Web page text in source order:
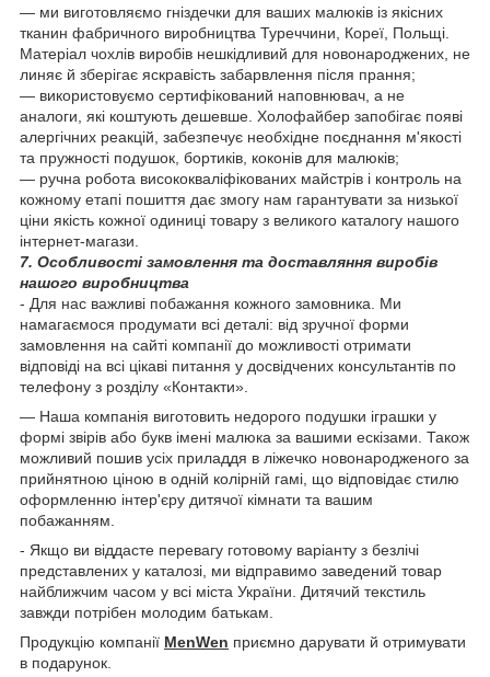
— ми виготовляємо гніздечки для ваших малюків із якісних
тканин фабричного виробництва Туреччини, Кореї, Польщі.
Матеріал чохлів виробів нешкідливий для новонароджених, не
линяє й зберігає яскравість забарвлення після прання;
— використовуємо сертифікований наповнювач, а не
аналоги, які коштують дешевше. Холофайбер запобігає появі
алергічних реакцій, забезпечує необхідне поєднання м'якості
та пружності подушок, бортиків, коконів для малюків;
— ручна робота висококваліфікованих майстрів і контроль на
кожному етапі пошиття дає змогу нам гарантувати за низької
ціни якість кожної одиниці товару з великого каталогу нашого
інтернет-магази.
7. Особливості замовлення та доставляння виробів
нашого виробництва
- Для нас важливі побажання кожного замовника. Ми
намагаємося продумати всі деталі: від зручної форми
замовлення на сайті компанії до можливості отримати
відповіді на всі цікаві питання у досвідчених консультантів по
телефону з розділу «Контакти».
— Наша компанія виготовить недорого подушки іграшки у
формі звірів або букв імені малюка за вашими ескізами. Також
можливий пошив усіх приладдя в ліжечко новонародженого за
прийнятною ціною в одній колірній гамі, що відповідає стилю
оформленню інтер'єру дитячої кімнати та вашим
побажанням.
- Якщо ви віддасте перевагу готовому варіанту з безлічі
представлених у каталозі, ми відправимо заведений товар
найближчим часом у всі міста України. Дитячий текстиль
завжди потрібен молодим батькам.
Продукцію компанії MenWen приємно дарувати й отримувати
в подарунок.